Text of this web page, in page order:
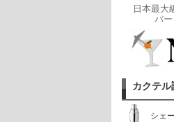
日本最大
バ
カクテル
シェ